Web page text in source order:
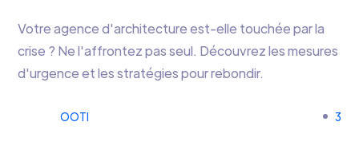
Votre agence d'architecture est-elle touchée par la
crise ? Ne l'affrontez pas seul. Découvrez les mesures
d'urgence et les stratégies pour rebondir.
OOTI 3